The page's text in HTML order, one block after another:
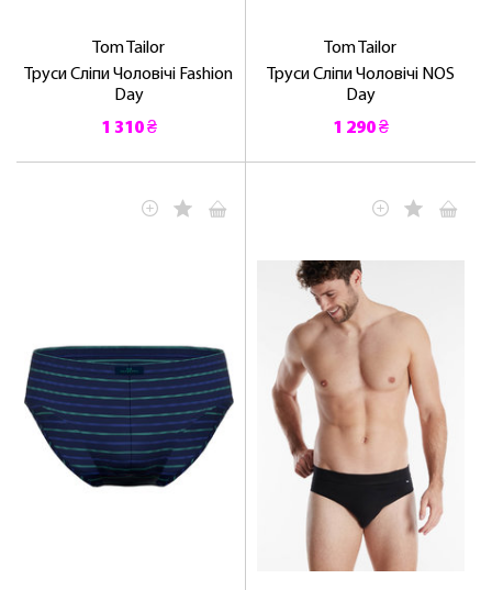
Tom Tailor
Труси Сліпи Чоловічі Fashion
Day
1 310 ₴
Tom Tailor
Труси Сліпи Чоловічі NOS
Day
1 290 ₴